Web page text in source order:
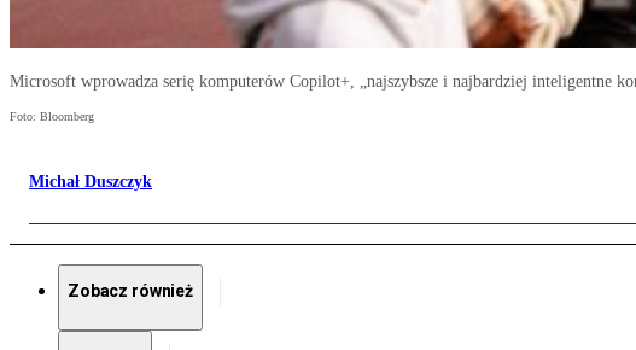
Microsoft wprowadza serię komputerów Copilot+, „najszybsze i najbardziej inteligentne
Foto: Bloomberg
Michał Duszczyk
Zobacz również